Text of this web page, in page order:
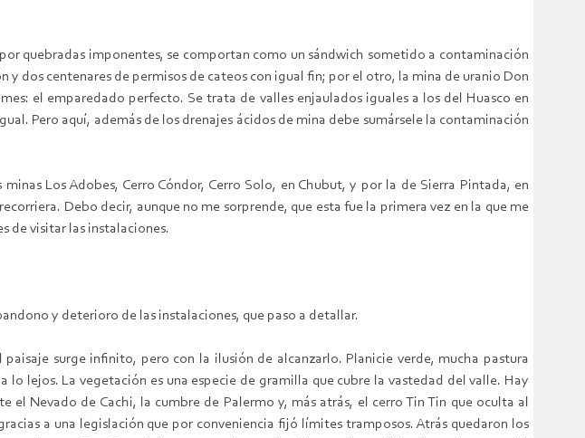
quebradas imponentes, se comportan como un sándwich sometido a contaminación
dos centenares de permisos de cateos con igual fin; por el otro, la mina de uranio Don
el emparedado perfecto. Se trata de valles enjaulados iguales a los del Huasco en
Pero aquí, además de los drenajes ácidos de mina debe sumársele la contaminación
Los Adobes, Cerro Cóndor, Cerro Solo, en Chubut, y por la de Sierra Pintada, en
Debo decir, aunque no me sorprende, que esta fue la primera vez en la que me
de visitar las instalaciones.
y deterioro de las instalaciones, que paso a detallar.
surge infinito, pero con la ilusión de alcanzarlo. Planicie verde, mucha pastura
lejos. La vegetación es una especie de gramilla que cubre la vastedad del valle. Hay
el Nevado de Cachi, la cumbre de Palermo y, más atrás, el cerro Tin Tin que oculta al
a una legislación que por conveniencia fijó límites tramposos. Atrás quedaron los